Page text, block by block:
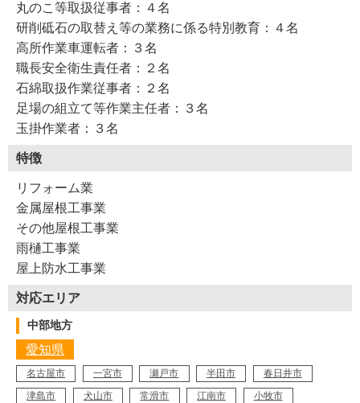
丸のこ等取扱従事者：４名
研削砥石の取替え等の業務に係る特別教育：４名
高所作業車運転者：３名
職長安全衛生責任者：２名
石綿取扱作業従事者：２名
足場の組立て等作業主任者：３名
玉掛作業者：３名
特徴
リフォーム業
金属屋根工事業
その他屋根工事業
雨樋工事業
屋上防水工事業
対応エリア
中部地方
愛知県
名古屋市 一宮市 瀬戸市 半田市
春日井市
津島市
犬山市 常滑市 江南市 小牧市